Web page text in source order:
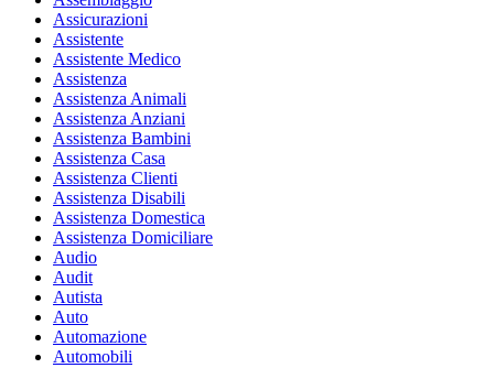
Assicurazioni
Assistente
Assistente Medico
Assistenza
Assistenza Animali
Assistenza Anziani
Assistenza Bambini
Assistenza Casa
Assistenza Clienti
Assistenza Disabili
Assistenza Domestica
Assistenza Domiciliare
Audio
Audit
Autista
Auto
Automazione
Automobili